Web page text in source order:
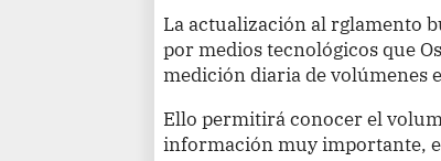
La actualización al rglamento
por medios tecnológicos que
medición diaria de volúmenes
Ello permitirá conocer el
información muy importante,